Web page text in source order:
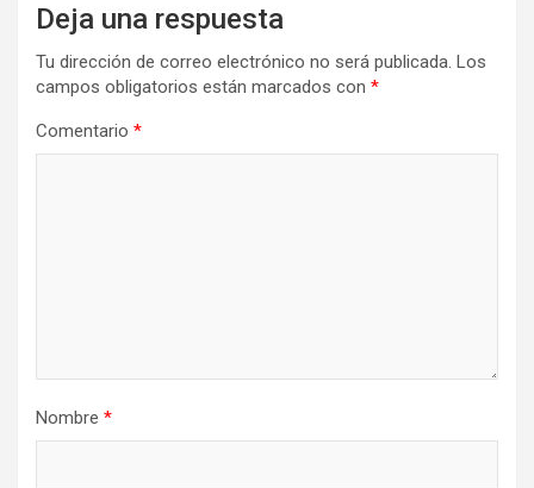
Deja una respuesta
Tu dirección de correo electrónico no será publicada. Los
campos obligatorios están marcados con *
Comentario *
Nombre *